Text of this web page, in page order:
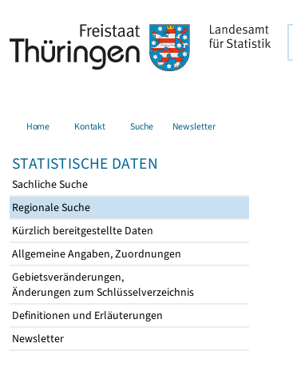
Home Kontakt Suche Newsletter
STATISTISCHE DATEN
Sachliche Suche
Regionale Suche
Kürzlich bereitgestellte Daten
Allgemeine Angaben, Zuordnungen
Gebietsveränderungen,
Änderungen zum Schlüsselverzeichnis
Definitionen und Erläuterungen
Newsletter